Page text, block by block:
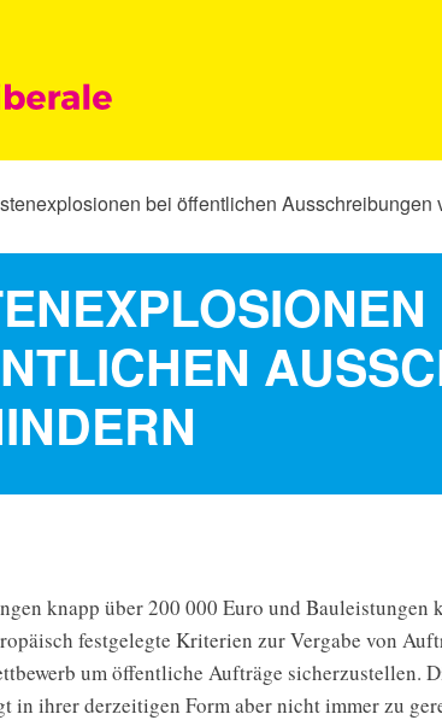
bei öffentlichen Ausschreibungen
knapp über200 000 Euro und Bauleistungen
festgelegte Kriterien zurVergabe von
umöffentliche Aufträge sicherzustellen.
in ihrerderzeitigen Formabernichtimmerzu